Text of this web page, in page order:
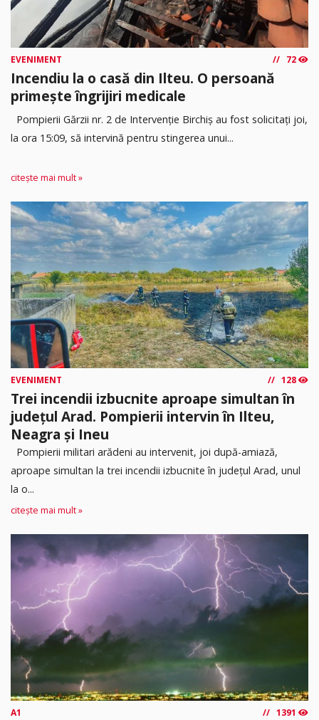
EVENIMENT 72
Incendiu la o casă din Ilteu. O persoană
primește îngrijiri medicale
Pompierii Gărzii nr. 2 de Intervenție Birchiș au fost solicitați joi,
la ora 15:09, să intervină pentru stingerea unui...
citește mai mult »
EVENIMENT 128
Trei incendii izbucnite aproape simultan în
județul Arad. Pompierii intervin în Ilteu,
Neagra și Ineu
Pompierii militari arădeni au intervenit, joi după-amiază,
aproape simultan la trei incendii izbucnite în județul Arad, unul
la o...
citește mai mult »
A1 1391